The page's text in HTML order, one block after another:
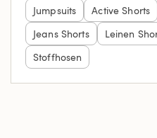
Jumpsuits
Active Shorts
Jeans Shorts
Leinen
Stoffhosen